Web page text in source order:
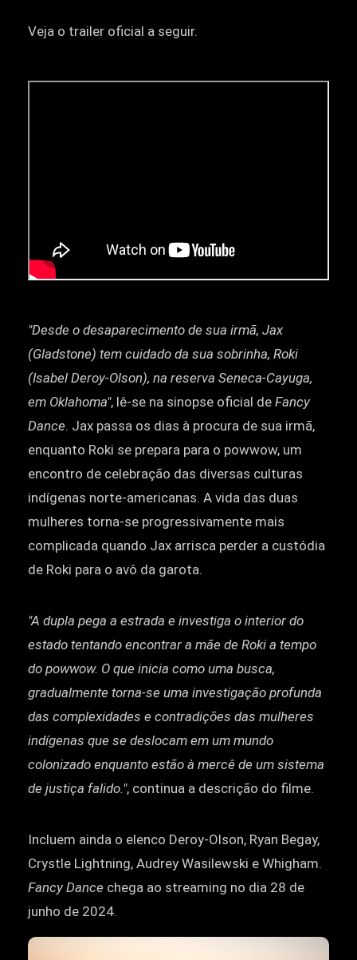
Veja o trailer oficial a seguir.
"Desde o desaparecimento de sua irmã, Jax
(Gladstone) tem cuidado da sua sobrinha, Roki
(Isabel Deroy-Olson), na reserva Seneca-Cayuga,
em Oklahoma", lê-se na sinopse oficial de Fancy
Dance. Jax passa os dias à procura de sua irmã,
enquanto Roki se prepara para o powwow, um
encontro de celebração das diversas culturas
indígenas norte-americanas. A vida das duas
mulheres torna-se progressivamente mais
complicada quando Jax arrisca perder a custódia
de Roki para o avô da garota.
"A dupla pega a estrada e investiga o interior do
estado tentando encontrar a mãe de Roki a tempo
do powwow. O que inicia como uma busca,
gradualmente torna-se uma investigação profunda
das complexidades e contradições das mulheres
indígenas que se deslocam em um mundo
colonizado enquanto estão à mercê de um sistema
de justiça falido.", continua a descrição do filme.
Incluem ainda o elenco Deroy-Olson, Ryan Begay,
Crystle Lightning, Audrey Wasilewski e Whigham.
Fancy Dance chega ao streaming no dia 28 de
junho de 2024.